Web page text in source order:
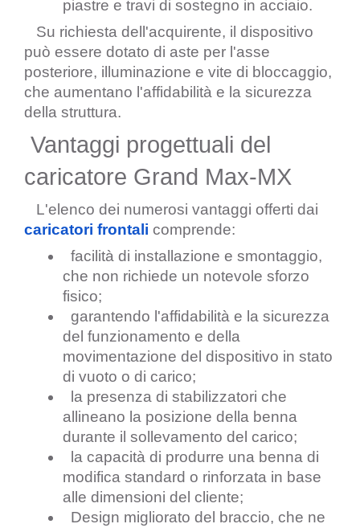
piastre e travi di sostegno in acciaio.
Su richiesta dell'acquirente, il dispositivo
può essere dotato di aste per l'asse
posteriore, illuminazione e vite di bloccaggio,
che aumentano l'affidabilità e la sicurezza
della struttura.
Vantaggi progettuali del
caricatore Grand Max-MX
caricatori frontali comprende:
facilità di installazione e smontaggio,
che non richiede un notevole sforzo
fisico;
garantendo l'affidabilità e la sicurezza
del funzionamento e della
movimentazione del dispositivo in stato
di vuoto o di carico;
la presenza di stabilizzatori che
allineano la posizione della benna
durante il sollevamento del carico;
la capacità di produrre una benna di
modifica standard o rinforzata in base
alle dimensioni del cliente;
Design migliorato del braccio, che ne